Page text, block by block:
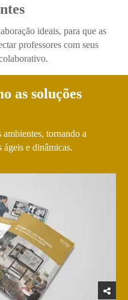
ideais, para que as
professores com seus
as soluções
ambientes, tornando a
ágeis e dinâmicas.